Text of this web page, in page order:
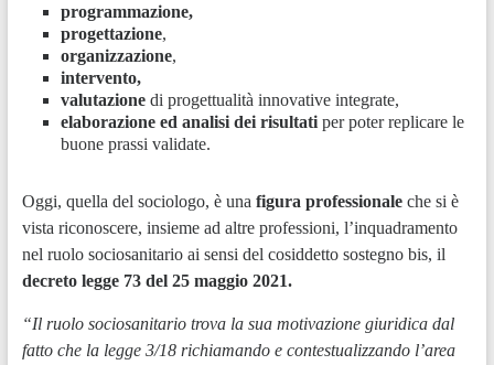
programmazione,
progettazione,
organizzazione,
intervento,
valu­tazionedi progettualità innovative integrate,
elaborazione ed analisi dei risultatiper poter replicare le
buone prassi validate.
Oggi, quella del sociologo, è una figura professionaleche si è
vista riconoscere, insieme ad altre professioni, l’inquadramento
nel ruolo sociosanitario ai sensi del cosiddetto sostegno bis, il
decreto legge 73 del 25 maggio 2021.
“Il ruolo sociosanitario trova la sua motivazione giuridica dal
fatto che la legge 3/18 richiamando e contestualizzando l’area